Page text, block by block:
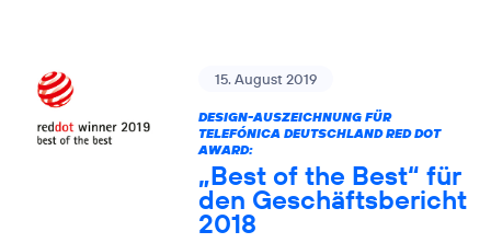
15. August 2019
DESIGN-AUSZEICHNUNG FÜR
TELEFÓNICA DEUTSCHLAND RED DOT
AWARD:
„Best of the Best“ für
den Geschäftsbericht
2018